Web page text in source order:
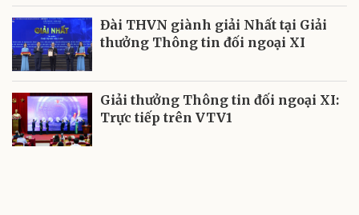
Đài THVN giành giải Nhất tại Giải
thưởng Thông tin đối ngoại XI
Giải thưởng Thông tin đối ngoại XI:
Trực tiếp trên VTV1